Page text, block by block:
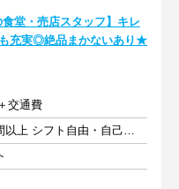
食堂・売店スタッフ】キレ
充実◎絶品まかないあり★
交通費
週2日以上 1日3時間以上 シフト自由・自己申告